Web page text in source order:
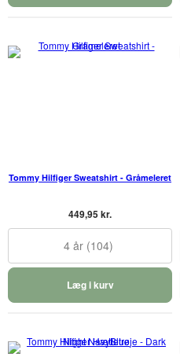
Tommy Hilfiger Sweatshirt - Gråmeleret
449,95 kr.
4 år (104)
Læg i kurv